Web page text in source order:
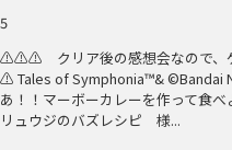
5
⚠⚠⚠ クリア後の感想会なので、
⚠ Tales of Symphonia™& ©Bandai
あ！！マーボーカレーを作って食
リュウジのバズレシピ 様...